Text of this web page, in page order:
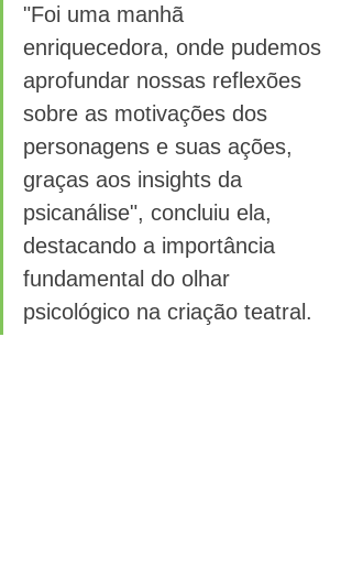
"Foi uma manhã
enriquecedora, onde pudemos
aprofundar nossas reflexões
sobre as motivações dos
personagens e suas ações,
graças aos insights da
psicanálise", concluiu ela,
destacando a importância
fundamental do olhar
psicológico na criação teatral.